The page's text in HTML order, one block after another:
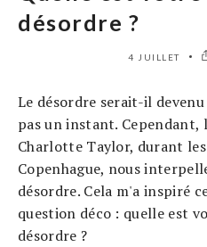
désordre ?
4 JUILLET
Le désordre serait-il
pas un instant.
Charlotte Taylor, durant les
Copenhague, nous
désordre. Cela m'a inspiré
question déco : quelle est
désordre ?